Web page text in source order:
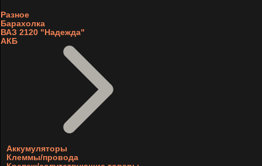
Разное
Барахолка
ВАЗ 2120 "Надежда"
АКБ
Аккумуляторы
Клеммы/провода